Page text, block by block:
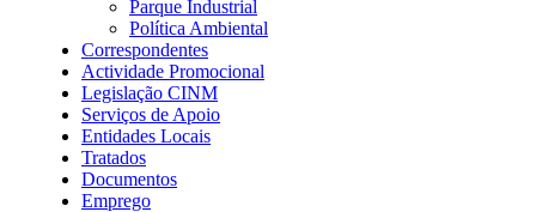
Parque Industrial
Política Ambiental
Correspondentes
Actividade Promocional
Legislação CINM
Serviços de Apoio
Entidades Locais
Tratados
Documentos
Emprego